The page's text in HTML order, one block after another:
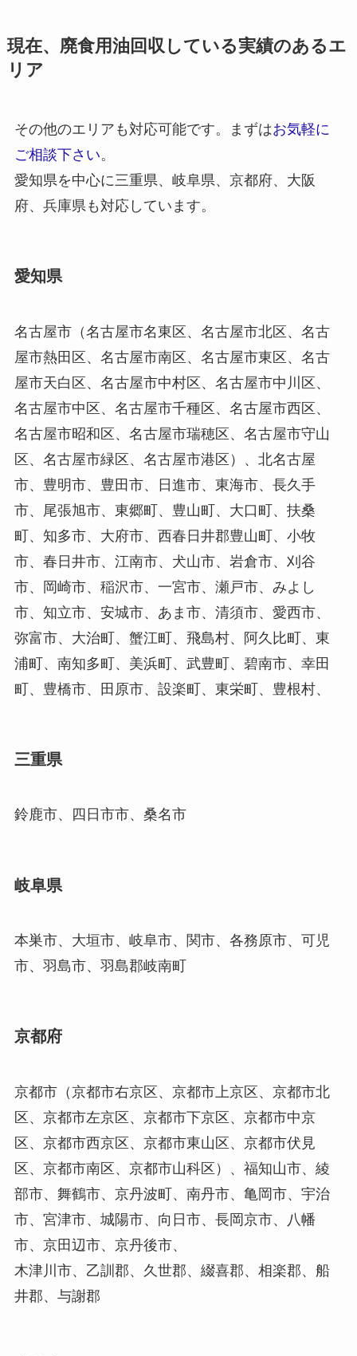
現在、廃食用油回収している実績のあるエ
リア
その他のエリアも対応可能です。まずはお気軽に
ご相談下さい。
愛知県を中心に三重県、岐阜県、京都府、大阪
府、兵庫県も対応しています。
愛知県
名古屋市（名古屋市名東区、名古屋市北区、名古
屋市熱田区、名古屋市南区、名古屋市東区、名古
屋市天白区、名古屋市中村区、名古屋市中川区、
名古屋市中区、名古屋市千種区、名古屋市西区、
名古屋市昭和区、名古屋市瑞穂区、名古屋市守山
区、名古屋市緑区、名古屋市港区）、北名古屋
市、豊明市、豊田市、日進市、東海市、長久手
市、尾張旭市、東郷町、豊山町、大口町、扶桑
町、知多市、大府市、西春日井郡豊山町、小牧
市、春日井市、江南市、犬山市、岩倉市、刈谷
市、岡崎市、稲沢市、一宮市、瀬戸市、みよし
市、知立市、安城市、あま市、清須市、愛西市、
弥富市、大治町、蟹江町、飛島村、阿久比町、東
浦町、南知多町、美浜町、武豊町、碧南市、幸田
町、豊橋市、田原市、設楽町、東栄町、豊根村、
三重県
鈴鹿市、四日市市、桑名市
岐阜県
本巣市、大垣市、岐阜市、関市、各務原市、可児
市、羽島市、羽島郡岐南町
京都府
京都市（京都市右京区、京都市上京区、京都市北
区、京都市左京区、京都市下京区、京都市中京
区、京都市西京区、京都市東山区、京都市伏見
区、京都市南区、京都市山科区）、福知山市、綾
部市、舞鶴市、京丹波町、南丹市、亀岡市、宇治
市、宮津市、城陽市、向日市、長岡京市、八幡
市、京田辺市、京丹後市、
木津川市、乙訓郡、久世郡、綴喜郡、相楽郡、船
井郡、与謝郡